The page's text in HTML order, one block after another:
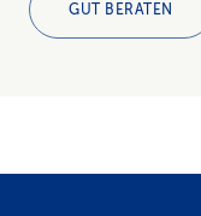
GUT BERATEN